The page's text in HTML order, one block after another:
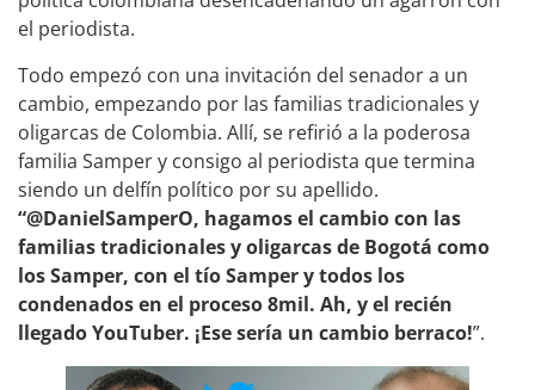
el periodista.
Todo empezó con una invitación del senador a un
cambio, empezando por las familias tradicionales y
oligarcas de Colombia. Allí, se refirió a la poderosa
familia Samper y consigo al periodista que termina
siendo un delfín político por su apellido.
“@DanielSamperO, hagamos el cambio con las
familias tradicionales y oligarcas de Bogotá como
los Samper, con el tío Samper y todos los
condenados en el proceso 8mil. Ah, y el recién
llegado YouTuber. ¡Ese sería un cambio berraco!”.